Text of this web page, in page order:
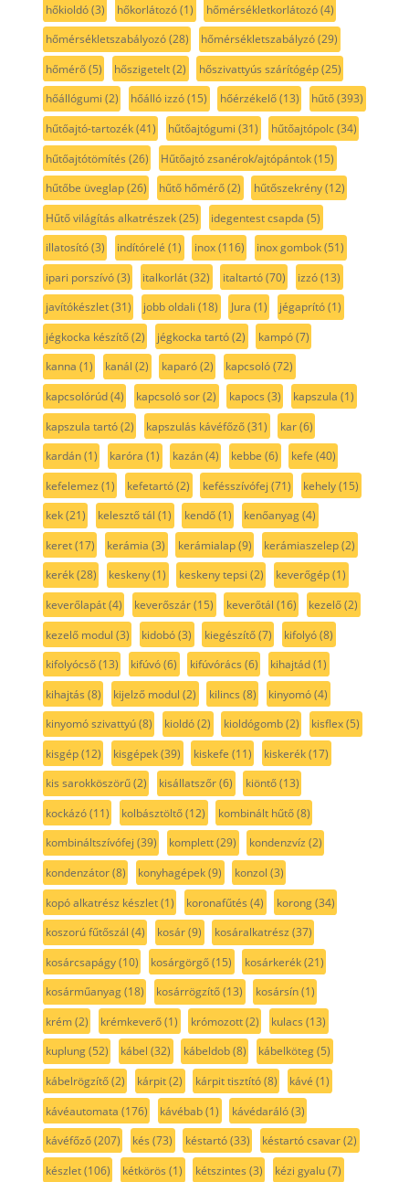
hőkioldó(3) hőkorlátozó(1) hőmérsékletkorlátozó(4)
hőmérsékletszabályozó(28) hőmérsékletszabályzó(29)
hőmérő(5) hőszigetelt(2) hőszivattyús szárítógép(25)
hőállógumi (2) hőálló izzó(15) hőérzékelő(13) hűtő(393)
hűtőajtó-tartozék(41) hűtőajtógumi (31) hűtőajtópolc(34)
hűtőajtótömítés (26) Hűtőajtó zsanérok/ajtópántok(15)
hűtőbe üveglap(26) hűtő hőmérő(2) hűtőszekrény(12)
Hűtő világítás alkatrészek(25) idegentest csapda (5)
illatosító(3) indítórelé (1) inox(116) inox gombok(51)
ipari porszívó(3) italkorlát(32) italtartó(70) izzó(13)
javítókészlet(31) jobb oldali (18) Jura (1) jégaprító(1)
jégkocka készítő(2) jégkocka tartó(2) kampó(7)
kanna (1) kanál (2) kaparó(2) kapcsoló(72)
kapcsolórúd(4) kapcsoló sor(2) kapocs (3) kapszula (1)
kapszula tartó(2) kapszulás kávéfőző(31) kar(6)
kardán(1) karóra (1) kazán(4) kebbe (6) kefe (40)
kefelemez (1) kefetartó(2) kefésszívófej (71) kehely(15)
kek(21) kelesztő tál (1) kendő(1) kenőanyag(4)
keret(17) kerámia (3) kerámialap(9) kerámiaszelep(2)
kerék(28) keskeny(1) keskeny tepsi (2) keverőgép(1)
keverőlapát(4) keverőszár(15) keverőtál (16) kezelő(2)
kezelő modul (3) kidobó(3) kiegészítő(7) kifolyó(8)
kifolyócső(13) kifúvó(6) kifúvórács (6) kihajtád(1)
kihajtás (8) kijelző modul (2) kilincs (8) kinyomó(4)
kinyomó szivattyú(8) kioldó(2) kioldógomb(2) kisflex(5)
kisgép(12) kisgépek(39) kiskefe (11) kiskerék(17)
kis sarokköszörű(2) kisállatszőr(6) kiöntő(13)
kockázó(11) kolbásztöltő(12) kombinált hűtő(8)
kombináltszívófej (39) komplett(29) kondenzvíz (2)
kondenzátor(8) konyhagépek(9) konzol (3)
kopó alkatrész készlet(1) koronafűtés (4) korong(34)
koszorú fűtőszál (4) kosár(9) kosáralkatrész (37)
kosárcsapágy(10) kosárgörgő(15) kosárkerék(21)
kosárműanyag(18) kosárrögzítő(13) kosársín(1)
krém(2) krémkeverő(1) krómozott(2) kulacs (13)
kuplung(52) kábel (32) kábeldob(8) kábelköteg(5)
kábelrögzítő(2) kárpit(2) kárpit tisztító(8) kávé (1)
kávéautomata (176) kávébab(1) kávédaráló(3)
kávéfőző(207) kés (73) késtartó(33) késtartó csavar(2)
készlet(106) kétkörös (1) kétszintes (3) kézi gyalu(7)